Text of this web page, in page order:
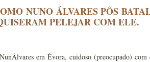
NUNO ÁLVARES PÔS
PELEJAR COM ELE.
em Évora, cuidoso (preocupado)